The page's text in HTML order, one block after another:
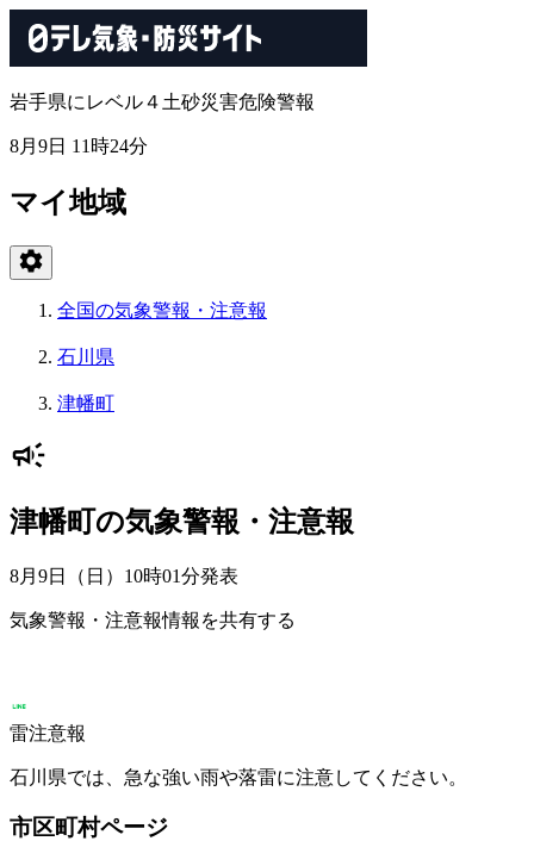
岩手県にレベル４土砂災害危険警報
8月9日 11時24分
マイ地域
全国の気象警報・注意報
石川県
津幡町
津幡町の気象警報・注意報
8月9日（日）10時01分発表
気象警報・注意報情報を共有する
雷注意報
石川県では、急な強い雨や落雷に注意してください。
市区町村ページ